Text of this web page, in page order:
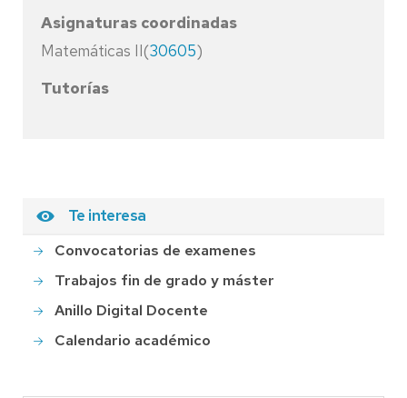
Asignaturas coordinadas
Matemáticas II(30605)
Tutorías
Te interesa
Convocatorias de examenes
Trabajos fin de grado y máster
Anillo Digital Docente
Calendario académico